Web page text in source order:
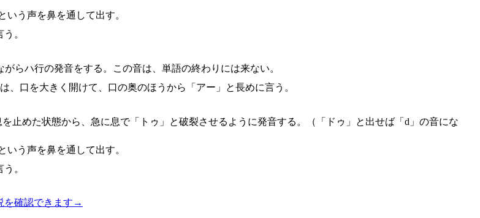
いう声を鼻を通して出す。
。
らハ行の発音をする。この音は、単語の終わりには来ない。
、口を大きく開けて、口の奥のほうから「アー」と長めに言う。
止めた状態から、急に息で「トゥ」と破裂させるように発音する。（「ドゥ」と出せば「d」の音にな
いう声を鼻を通して出す。
。
を確認できます →